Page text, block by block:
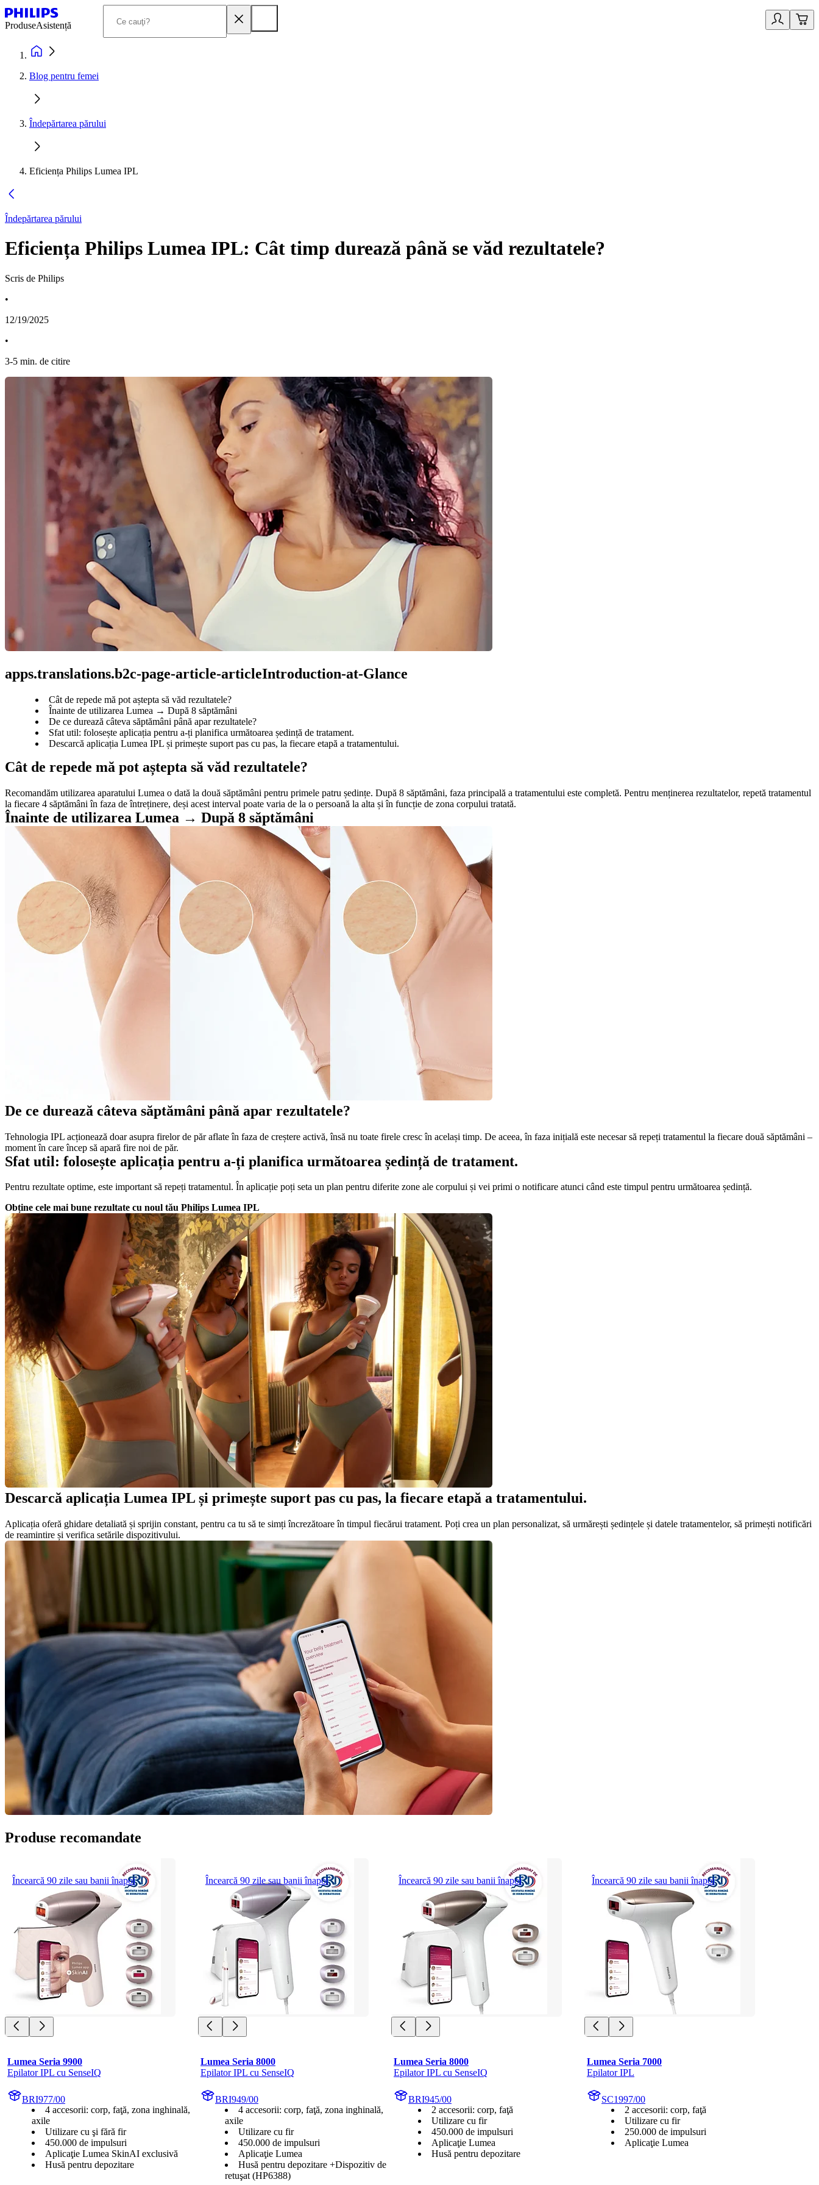
ProduseAsistență
Blog pentru femei
Îndepărtarea părului
Eficiența Philips Lumea IPL
Îndepărtarea părului
Eficiența Philips Lumea IPL: Cât timp durează până se văd rezultatele?
Scris de Philips
•
12/19/2025
•
3-5 min. de citire
apps.translations.b2c-page-article-articleIntroduction-at-Glance
Cât de repede mă pot aștepta să văd rezultatele?
Înainte de utilizarea Lumea → După 8 săptămâni
De ce durează câteva săptămâni până apar rezultatele?
Sfat util: folosește aplicația pentru a-ți planifica următoarea ședință de tratament.
Descarcă aplicația Lumea IPL și primește suport pas cu pas, la fiecare etapă a tratamentului.
Cât de repede mă pot aștepta să văd rezultatele?
Recomandăm utilizarea aparatului Lumea o dată la două săptămâni pentru primele patru ședințe. După 8 săptămâni, faza principală a tratamentului este completă. Pentru menținerea rezultatelor, repetă tratamentul
la fiecare 4 săptămâni în faza de întreținere, deși acest interval poate varia de la o persoană la alta și în funcție de zona corpului tratată.
Înainte de utilizarea Lumea → După 8 săptămâni
De ce durează câteva săptămâni până apar rezultatele?
Tehnologia IPL acționează doar asupra firelor de păr aflate în faza de creștere activă, însă nu toate firele cresc în același timp. De aceea, în faza inițială este necesar să repeți tratamentul la fiecare două săptămâni –
moment în care încep să apară fire noi de păr.
Sfat util: folosește aplicația pentru a-ți planifica următoarea ședință de tratament.
Pentru rezultate optime, este important să repeți tratamentul. În aplicație poți seta un plan pentru diferite zone ale corpului și vei primi o notificare atunci când este timpul pentru următoarea ședință.
Obține cele mai bune rezultate cu noul tău Philips Lumea IPL
Descarcă aplicația Lumea IPL și primește suport pas cu pas, la fiecare etapă a tratamentului.
Aplicația oferă ghidare detaliată și sprijin constant, pentru ca tu să te simți încrezătoare în timpul fiecărui tratament. Poți crea un plan personalizat, să urmărești ședințele și datele tratamentelor, să primești notificări
de reamintire și verifica setările dispozitivului.
Produse recomandate
Încearcă 90 zile sau banii înapoi
Lumea Seria 9900
Epilator IPL cu SenseIQ
BRI977/00
4 accesorii: corp, faţă, zona inghinală,
axile
Utilizare cu şi fără fir
450.000 de impulsuri
Aplicaţie Lumea SkinAI exclusivă
Husă pentru depozitare
Încearcă 90 zile sau banii înapoi
Lumea Seria 8000
Epilator IPL cu SenseIQ
BRI949/00
4 accesorii: corp, faţă, zona inghinală,
axile
Utilizare cu fir
450.000 de impulsuri
Aplicaţie Lumea
Husă pentru depozitare +Dispozitiv de
retuşat (HP6388)
Încearcă 90 zile sau banii înapoi
Lumea Seria 8000
Epilator IPL cu SenseIQ
BRI945/00
2 accesorii: corp, faţă
Utilizare cu fir
450.000 de impulsuri
Aplicaţie Lumea
Husă pentru depozitare
Încearcă 90 zile sau banii înapoi
Lumea Seria 7000
Epilator IPL
SC1997/00
2 accesorii: corp, faţă
Utilizare cu fir
250.000 de impulsuri
Aplicaţie Lumea